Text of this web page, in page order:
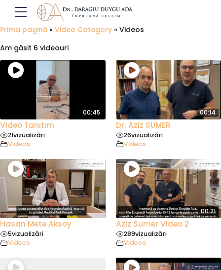
Prima pagină » Video Category » Videos
Am găsit 6 videouri
00:45
Video Tanıtım
21vizualizări
Videos
00:14
Dr. Aziz SUMER
26vizualizări
Videos
Hasan Mete Aksoy
5vizualizări
Videos
00:21
Aziz Sumer Video 2
289vizualizări
Videos